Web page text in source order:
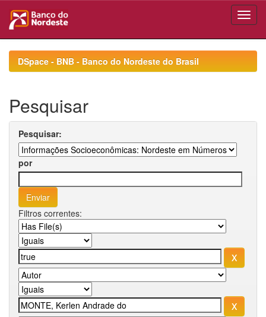
navigationDSpace - BNB - Banco do Nordeste do Brasil
Pesquisar
Pesquisar:
por
Filtros correntes: